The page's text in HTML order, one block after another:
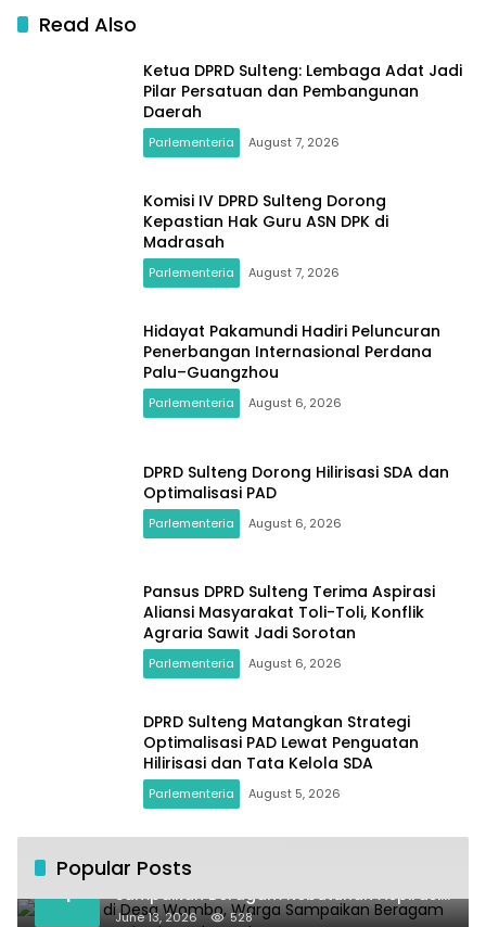
Read Also
Ketua DPRD Sulteng: Lembaga Adat Jadi
Pilar Persatuan dan Pembangunan
Daerah
Parlementeria August 7, 2026
Komisi IV DPRD Sulteng Dorong
Kepastian Hak Guru ASN DPK di
Madrasah
Parlementeria August 7, 2026
Hidayat Pakamundi Hadiri Peluncuran
Penerbangan Internasional Perdana
Palu–Guangzhou
Parlementeria August 6, 2026
DPRD Sulteng Dorong Hilirisasi SDA dan
Optimalisasi PAD
Parlementeria August 6, 2026
Pansus DPRD Sulteng Terima Aspirasi
Aliansi Masyarakat Toli-Toli, Konflik
Agraria Sawit Jadi Sorotan
Parlementeria August 6, 2026
DPRD Sulteng Matangkan Strategi
Optimalisasi PAD Lewat Penguatan
Hilirisasi dan Tata Kelola SDA
Parlementeria August 5, 2026
Popular Posts
1
Kundapil di Desa Wombo, Warga
Sampaikan Beragam Kebutuhan Aspirasi
untuk Pembangunan Desa
June 13, 2026 528